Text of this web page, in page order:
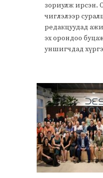
зориулж ирсэн.
чиглэлээр
редакцуудад
эх орондоо
уншигчдад